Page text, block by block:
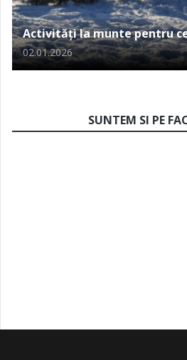
Activități la munte pentru
02.01.2026
SUNTEM SI PE